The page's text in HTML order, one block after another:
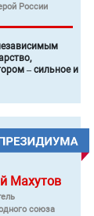
России
– сильное и
Махутов
союза